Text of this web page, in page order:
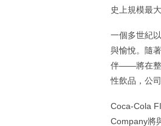
史上規模最
一個多世紀
與愉悅。隨
伴——將在整
性飲品，公
Coca-Cola
Company將